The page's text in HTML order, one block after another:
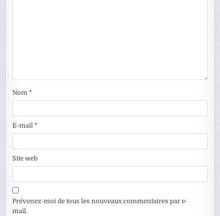
Nom*
E-mail*
Site web
Prévenez-moi de tous les nouveaux commentaires par e-
mail.